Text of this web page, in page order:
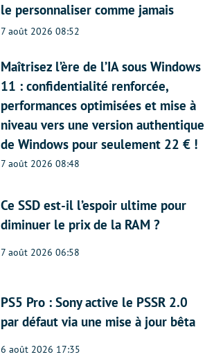
le personnaliser comme jamais
7 août 2026 08:52
Maîtrisez l’ère de l’IA sous Windows
11 : confidentialité renforcée,
performances optimisées et mise à
niveau vers une version authentique
de Windows pour seulement 22 € !
7 août 2026 08:48
Ce SSD est-il l’espoir ultime pour
diminuer le prix de la RAM ?
7 août 2026 06:58
PS5 Pro : Sony active le PSSR 2.0
par défaut via une mise à jour bêta
6 août 2026 17:35